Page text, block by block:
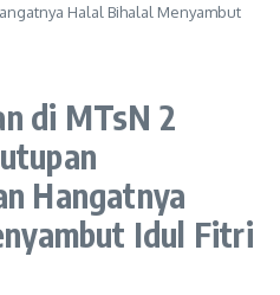
Halal Bihalal Menyambut
di MTsN 2
Hangatnya
Idul Fitri